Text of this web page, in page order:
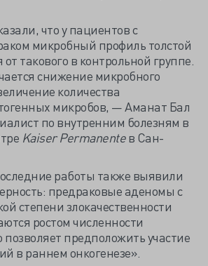
что у пациентов с
микробный профиль толстой
такового в контрольной группе.
снижение микробного
количества
микробов, — Аманат Бал
по внутренним болезням в
Kaiser Permanenteв Сан-
работы также выявили
предраковые аденомы с
степени злокачественности
ростом численности
позволяет предположить участие
в раннем онкогенезе».